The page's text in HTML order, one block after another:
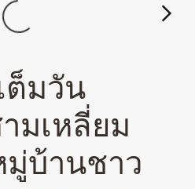
ต็มวัน
มเหลี่ยม
มู่บ้านชาว